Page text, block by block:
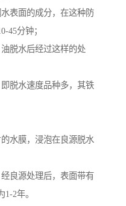
表面的成分，在这种防
45分钟；
脱水后经过这样的处
脱水速度品种多，其铁
水膜，浸泡在良源脱水
良源处理后，表面带有
2年。